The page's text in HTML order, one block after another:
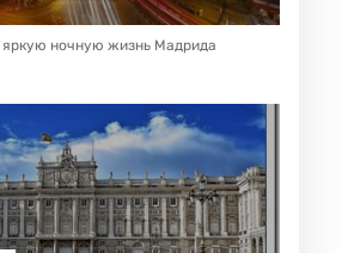
яркую ночную жизнь Мадрида